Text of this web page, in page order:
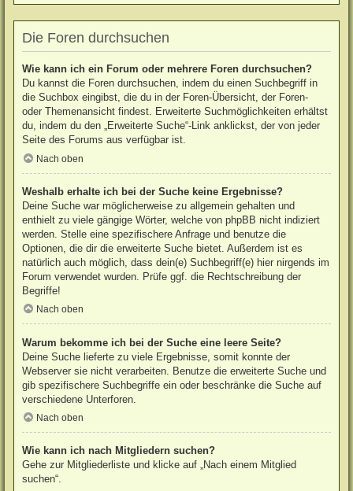
Die Foren durchsuchen
Wie kann ich ein Forum oder mehrere Foren durchsuchen?
Du kannst die Foren durchsuchen, indem du einen Suchbegriff in
die Suchbox eingibst, die du in der Foren-Übersicht, der Foren-
oder Themenansicht findest. Erweiterte Suchmöglichkeiten erhältst
du, indem du den „Erweiterte Suche“-Link anklickst, der von jeder
Seite des Forums aus verfügbar ist.
Nach oben
Weshalb erhalte ich bei der Suche keine Ergebnisse?
Deine Suche war möglicherweise zu allgemein gehalten und
enthielt zu viele gängige Wörter, welche von phpBB nicht indiziert
werden. Stelle eine spezifischere Anfrage und benutze die
Optionen, die dir die erweiterte Suche bietet. Außerdem ist es
natürlich auch möglich, dass dein(e) Suchbegriff(e) hier nirgends im
Forum verwendet wurden. Prüfe ggf. die Rechtschreibung der
Begriffe!
Nach oben
Warum bekomme ich bei der Suche eine leere Seite?
Deine Suche lieferte zu viele Ergebnisse, somit konnte der
Webserver sie nicht verarbeiten. Benutze die erweiterte Suche und
gib spezifischere Suchbegriffe ein oder beschränke die Suche auf
verschiedene Unterforen.
Nach oben
Wie kann ich nach Mitgliedern suchen?
Gehe zur Mitgliederliste und klicke auf „Nach einem Mitglied
suchen“.